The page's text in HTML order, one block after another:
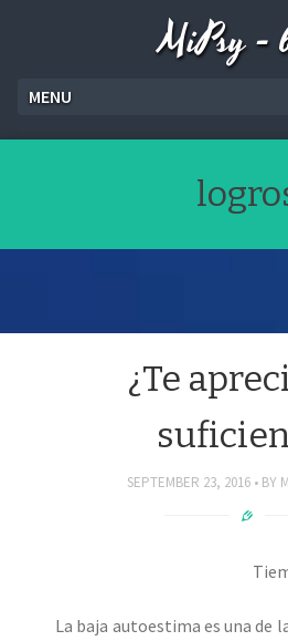
MiPsy -
MENU
¿Te
SEPTEMBER 23, 2016 BY
La baja autoestima es una de